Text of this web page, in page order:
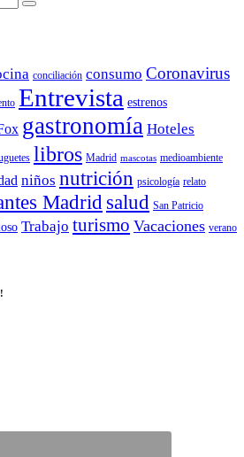
conciliación consumo Coronavirus
Entrevista estrenos
gastronomía Hoteles
libros Madrid mascotas medioambiente
niños nutrición psicología relato
Madrid salud San Patricio
Trabajo turismo Vacaciones verano